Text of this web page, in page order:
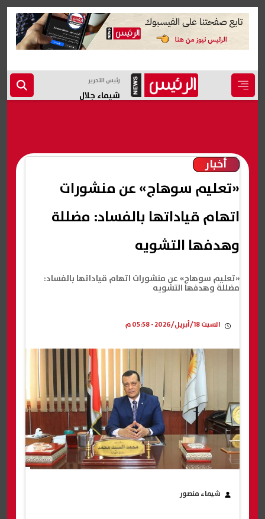
رئيس التحرير
شيماء جلال
أخبار
«تعليم سوهاج» عن منشورات اتهام قياداتها بالفساد:
مضللة وهدفها التشويه
«تعليم سوهاج» عن منشورات
اتهام قياداتها بالفساد: مضللة
وهدفها التشويه
السبت 18/أبريل/2026 - 05:58 م
شيماء منصور